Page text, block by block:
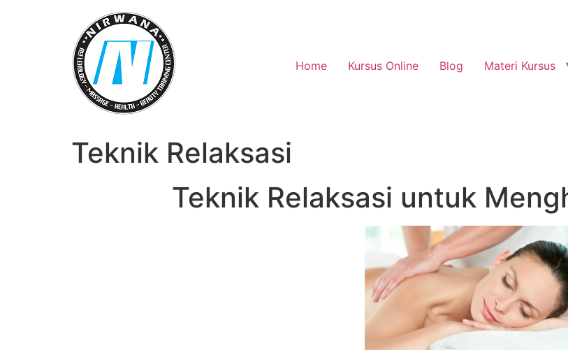
Home
Kursus Online Blog Materi Kursus
Teknik Relaksasi
Teknik Relaksasi untuk